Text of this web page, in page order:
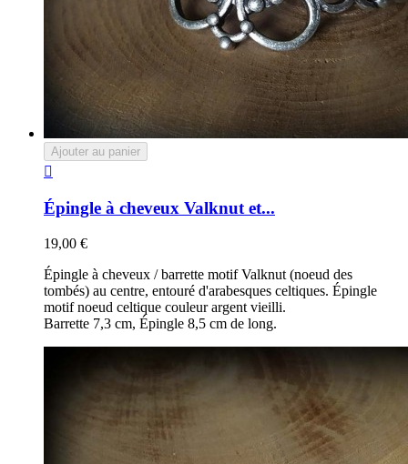
Ajouter au panier

Épingle à cheveux Valknut et...
19,00 €
Épingle à cheveux / barrette motif Valknut (noeud des
tombés) au centre, entouré d'arabesques celtiques. Épingle
motif noeud celtique couleur argent vieilli.
Barrette 7,3 cm, Épingle 8,5 cm de long.